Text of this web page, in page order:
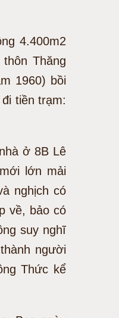
4.400m2
Thăng
1960) bồi
tiền trạm:
ở 8B Lê
lớn mải
nghịch có
về, bảo có
suy nghĩ
người
Thức kể